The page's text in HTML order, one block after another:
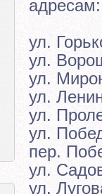
ул.
ул.
ул.
ул.
ул.
ул.
пер.
ул.
ул.